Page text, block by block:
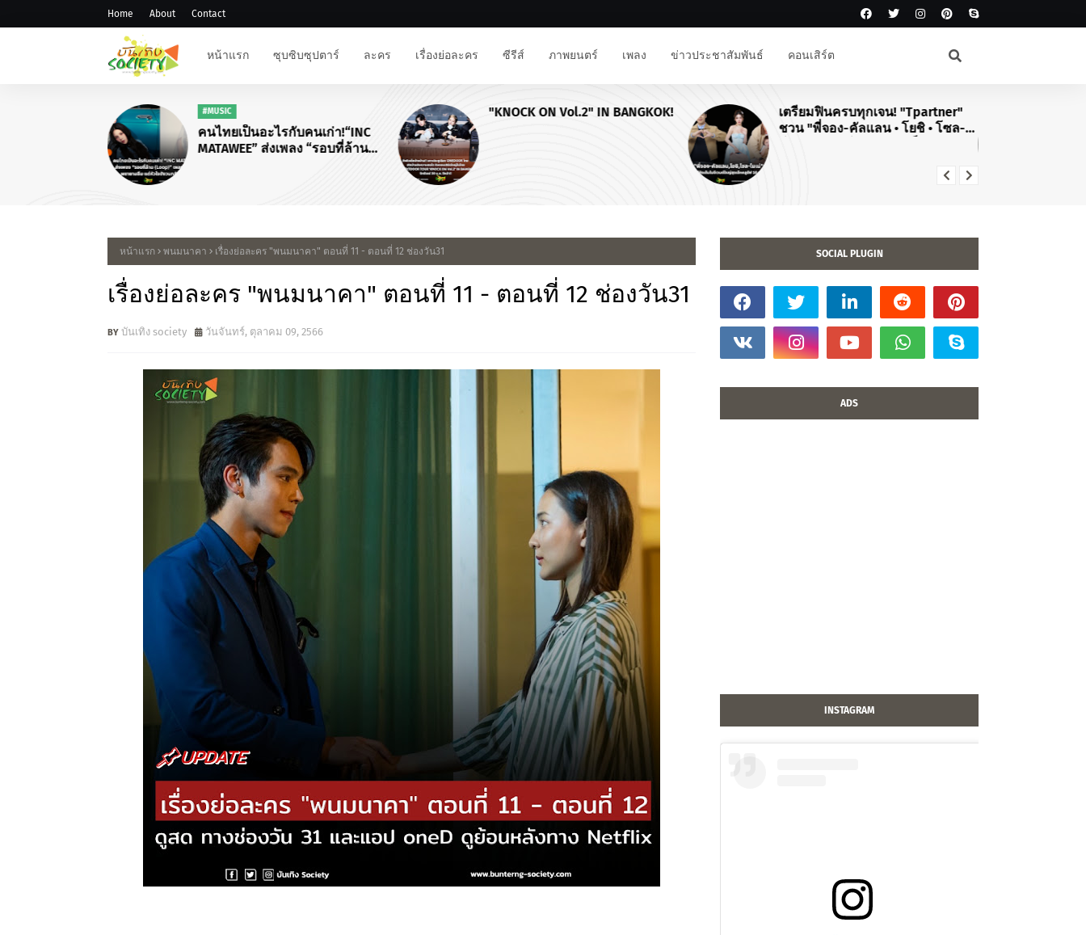
Home About Contact
หน้าแรก ซุบซิบซุปตาร์ ละคร เรื่องย่อละคร ซีรีส์ ภาพยนตร์ เพลง ข่าวประชาสัมพันธ์ คอนเสิร์ต
#MUSIC
คนไทยเป็นอะไรกับคนเก่า!“INC
MATAWEE” ส่งเพลง “รอบที่ล้าน
"KNOCK ON Vol.2" IN BANGKOK!
เตรียมฟินครบทุกเจน! "Tpartner"
ชวน "พี่จอง-คัลแลน • โยชิ • โซล-
หน้าแรก พนมนาคา เรื่องย่อละคร "พนมนาคา" ตอนที่ 11 - ตอนที่ 12 ช่องวัน31
เรื่องย่อละคร "พนมนาคา" ตอนที่ 11 - ตอนที่ 12 ช่องวัน31
บันเทิง society วันจันทร์, ตุลาคม 09, 2566
SOCIAL PLUGIN
ADS
INSTAGRAM